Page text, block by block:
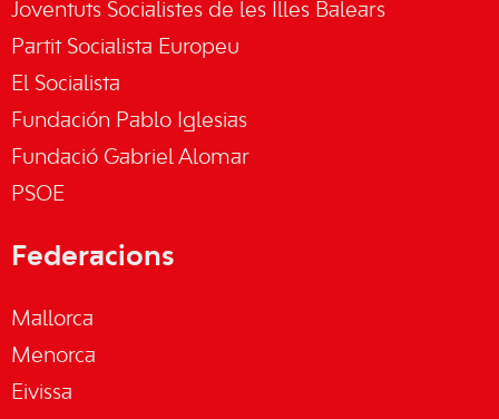
Joventuts Socialistes de les Illes Balears
Partit Socialista Europeu
El Socialista
Fundación Pablo Iglesias
Fundació Gabriel Alomar
PSOE
Federacions
Mallorca
Menorca
Eivissa